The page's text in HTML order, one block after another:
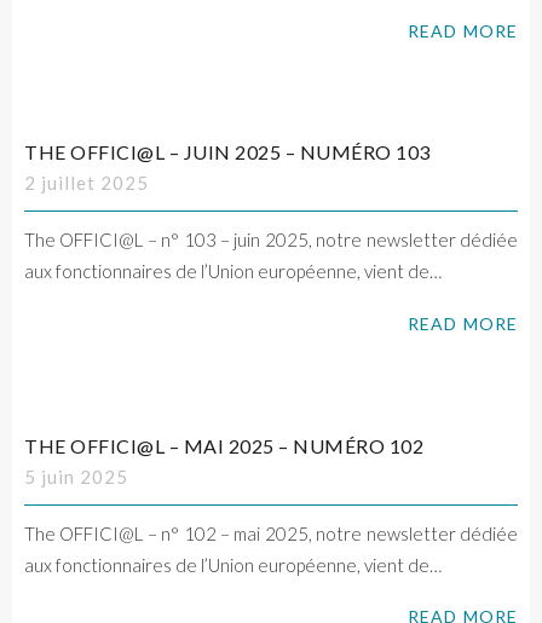
READ MORE
THE OFFICI@L – JUIN 2025 – NUMÉRO 103
2 juillet 2025
The OFFICI@L – n° 103 – juin 2025, notre newsletter dédiée
aux fonctionnaires de l’Union européenne, vient de…
READ MORE
THE OFFICI@L – MAI 2025 – NUMÉRO 102
5 juin 2025
The OFFICI@L – n° 102 – mai 2025, notre newsletter dédiée
aux fonctionnaires de l’Union européenne, vient de…
READ MORE